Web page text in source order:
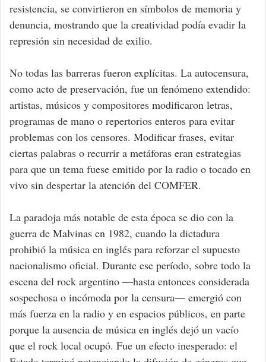
resistencia, se convirtieron en símbolos de memoria y
denuncia, mostrando que la creatividad podía evadir la
represión sin necesidad de exilio.
No todas las barreras fueron explícitas. La autocensura,
como acto de preservación, fue un fenómeno extendido:
artistas, músicos y compositores modificaron letras,
programas de mano o repertorios enteros para evitar
problemas con los censores. Modificar frases, evitar
ciertas palabras o recurrir a metáforas eran estrategias
para que un tema fuese emitido por la radio o tocado en
vivo sin despertar la atención del COMFER.
La paradoja más notable de esta época se dio con la
guerra de Malvinas en 1982, cuando la dictadura
prohibió la música en inglés para reforzar el supuesto
nacionalismo oficial. Durante ese período, sobre todo la
escena del rock argentino —hasta entonces considerada
sospechosa o incómoda por la censura— emergió con
más fuerza en la radio y en espacios públicos, en parte
porque la ausencia de música en inglés dejó un vacío
que el rock local ocupó. Fue un efecto inesperado: el